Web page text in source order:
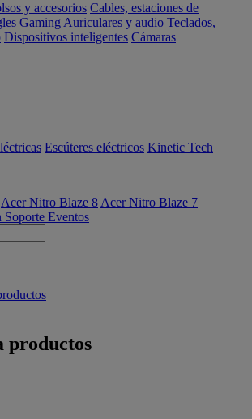
y accesorios Cables, estaciones de
Gaming Auriculares y audio Teclados,
Dispositivos inteligentes Cámaras
Escúteres eléctricos Kinetic Tech
Acer Nitro Blaze 8 Acer Nitro Blaze 7
Soporte Eventos
productos